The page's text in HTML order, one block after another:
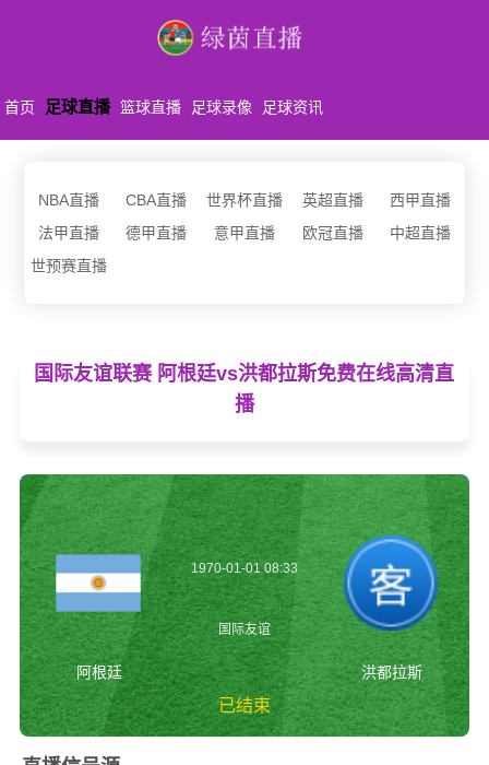
首页 足球直播 篮球直播 足球录像 足球资讯
NBA直播 CBA直播 世界杯直播 英超直播
西甲直播
法甲直播
德甲直播 意甲直播 欧冠直播
中超直播
世预赛直播
国际友谊联赛 阿根廷vs洪都拉斯免费在线高清直
播
阿根廷
1970-01-01 08:33
国际友谊
已结束
洪都拉斯